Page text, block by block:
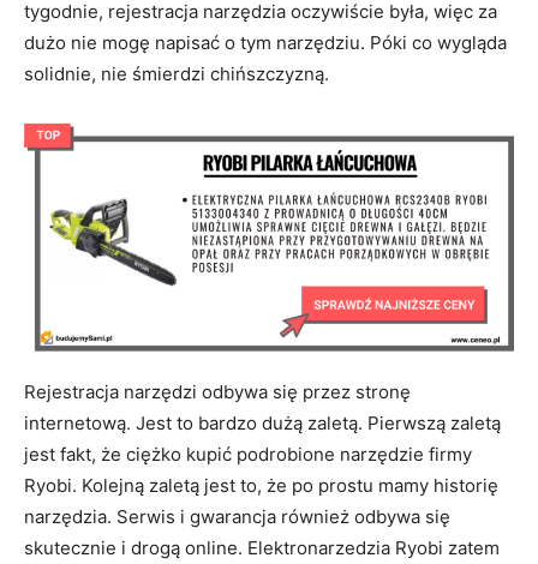
tygodnie, rejestracja narzędzia oczywiście była, więc za
dużo nie mogę napisać o tym narzędziu. Póki co wygląda
solidnie, nie śmierdzi chińszczyzną.
Rejestracja narzędzi odbywa się przez stronę
internetową. Jest to bardzo dużą zaletą. Pierwszą zaletą
jest fakt, że ciężko kupić podrobione narzędzie firmy
Ryobi. Kolejną zaletą jest to, że po prostu mamy historię
narzędzia. Serwis i gwarancja również odbywa się
skutecznie i drogą online. Elektronarzedzia Ryobi zatem